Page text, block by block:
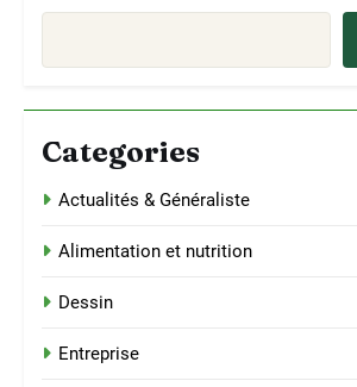
Categories
Actualités & Généraliste
Alimentation et nutrition
Dessin
Entreprise